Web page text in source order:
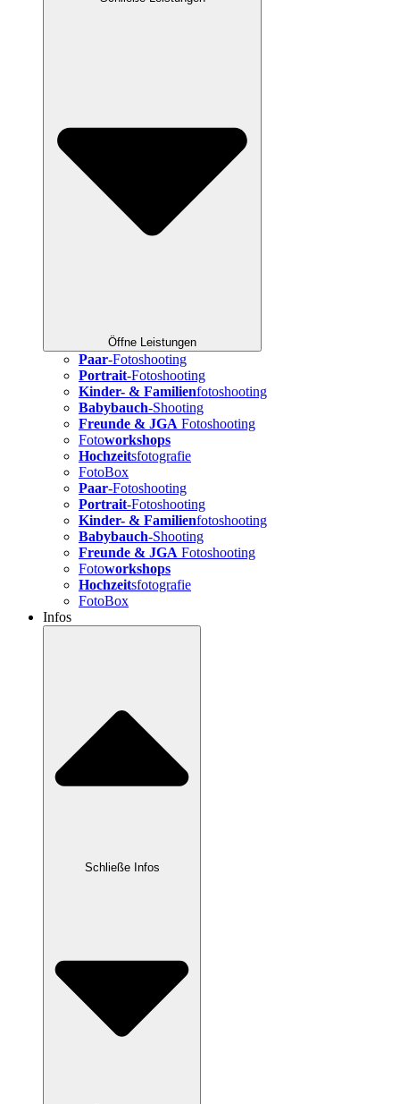
Öffne Leistungen
Paar-Fotoshooting
Portrait-Fotoshooting
Kinder- & Familienfotoshooting
Babybauch-Shooting
Freunde & JGA Fotoshooting
Fotoworkshops
Hochzeitsfotografie
FotoBox
Paar-Fotoshooting
Portrait-Fotoshooting
Kinder- & Familienfotoshooting
Babybauch-Shooting
Freunde & JGA Fotoshooting
Fotoworkshops
Hochzeitsfotografie
FotoBox
Infos
Schließe Infos